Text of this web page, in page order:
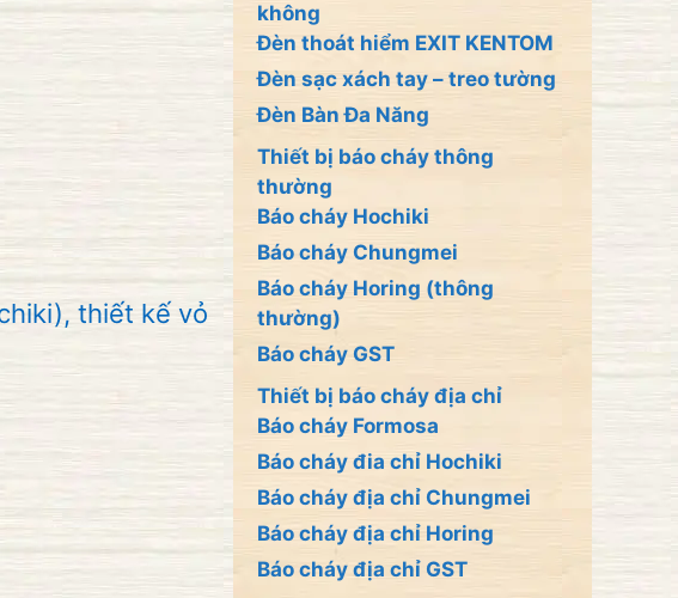
thiết kế vỏ
không
Đèn thoát hiểm EXIT KENTOM
Đèn sạc xách tay – treo tường
Đèn Bàn Đa Năng
Thiết bị báo cháy thông
thường
Báo cháy Hochiki
Báo cháy Chungmei
Báo cháy Horing (thông
thường)
Báo cháy GST
Thiết bị báo cháy địa chỉ
Báo cháy Formosa
Báo cháy đia chỉ Hochiki
Báo cháy địa chỉ Chungmei
Báo cháy địa chỉ Horing
Báo cháy địa chỉ GST